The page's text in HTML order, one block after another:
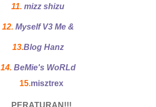
11. mizz shizu
12. Myself V3 Me &
13.Blog Hanz
14. BeMie's WoRLd
15.misztrex
PERATURAN!!!